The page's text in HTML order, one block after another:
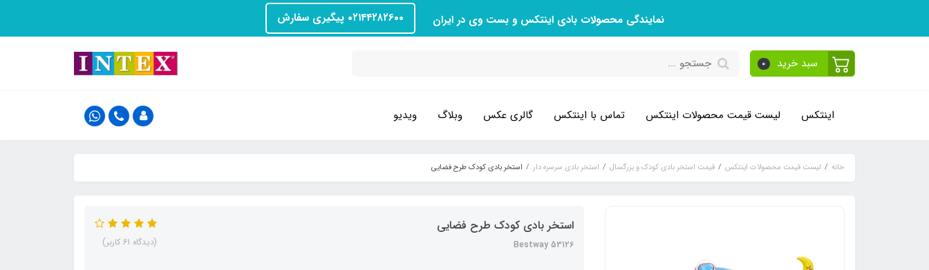
نمایندگی محصولات بادی اینتکس و بست وی در ایران ۰۲۱۴۴۲۸۲۶۰۰ پیگیری سفارش
سبد خرید 0
اینتکس لیست قیمت محصولات اینتکس تماس با اینتکس گالری عکس وبلاگ ویدیو
خانه لیست قیمت محصولات اینتکس قیمت استخر بادی کودک و بزرگسال استخر بادی سرسره دار استخر بادی کودک طرح فضایی
استخر بادی کودک طرح فضایی
Bestway 53126 (دیدگاه 61 کاربر)